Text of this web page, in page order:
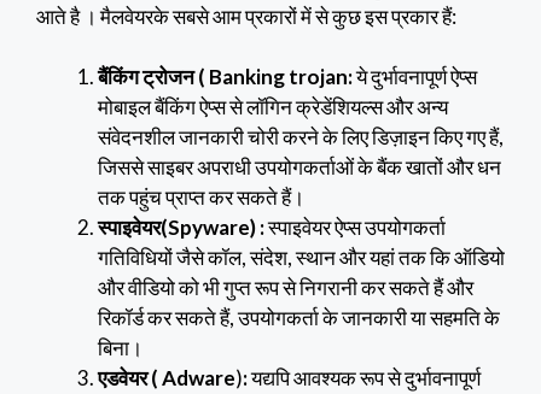
आते है । मैलवेयरके सबसे आम प्रकारों में से कुछ इस प्रकार हैं:
बैंकिंग ट्रोजन ( Banking trojan:ये दुर्भावनापूर्ण ऐप्स
मोबाइल बैंकिंग ऐप्स से लॉगिन क्रेडेंशियल्स और अन्य
संवेदनशील जानकारी चोरी करने के लिए डिज़ाइन किए गए हैं,
जिससे साइबर अपराधी उपयोगकर्ताओं के बैंक खातों और धन
तक पहुंच प्राप्त कर सकते हैं।
स्पाइवेयर(Spyware) :स्पाइवेयर ऐप्स उपयोगकर्ता
गतिविधियों जैसे कॉल, संदेश, स्थान और यहां तक कि ऑडियो
और वीडियो को भी गुप्त रूप से निगरानी कर सकते हैं और
रिकॉर्ड कर सकते हैं, उपयोगकर्ता के जानकारी या सहमति के
बिना।
एडवेयर ( Adware):यद्यपि आवश्यक रूप से दुर्भावनापूर्ण